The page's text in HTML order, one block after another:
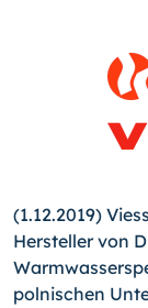
(1.12.2019)
Hersteller von
polnischen